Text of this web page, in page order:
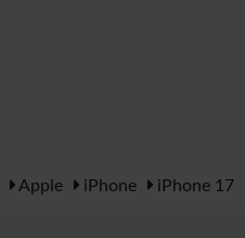
Apple iPhone iPhone 17